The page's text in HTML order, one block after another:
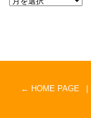
← HOME PAGE